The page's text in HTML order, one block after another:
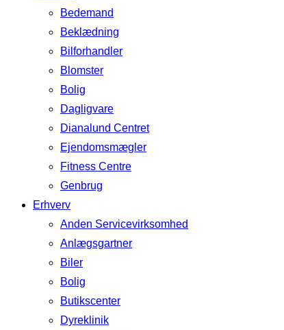
Bedemand
Beklædning
Bilforhandler
Blomster
Bolig
Dagligvare
Dianalund Centret
Ejendomsmægler
Fitness Centre
Genbrug
Erhverv
Anden Servicevirksomhed
Anlægsgartner
Biler
Bolig
Butikscenter
Dyreklinik